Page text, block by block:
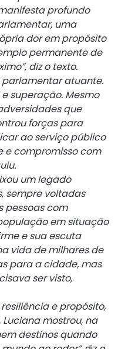
profundo
uma
dor em propósito
permanente de
diz o texto.
parlamentar atuante.
superação. Mesmo
que
forças para
ao serviço público
e compromisso com
um legado
sempre voltadas
pessoas com
em situação
e sua escuta
vida de milhares de
para a cidade, mas
ser visto,
e propósito,
mostrou, na
destinos quando